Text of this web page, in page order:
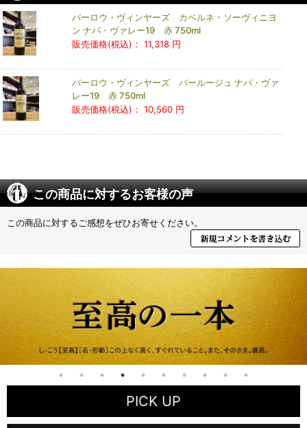
バーロウ・ヴィンヤーズ カベルネ・ソーヴィニヨ
ン ナパ・ヴァレー19 赤 750ml
販売価格(税込)： 11,318 円
バーロウ・ヴィンヤーズ バールージュ ナパ・ヴァ
レー19 赤 750ml
販売価格(税込)： 10,560 円
この商品に対するお客様の声
この商品に対するご感想をぜひお寄せください。
PICK UP